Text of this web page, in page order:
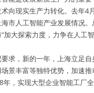
向现实生产力转化。去年4
市人工智能产业发展情况
加大探索力度，力争在人工
求，新的一年，上海立足
景丰富等独特优势，加速
，实现大型企业智能工厂全